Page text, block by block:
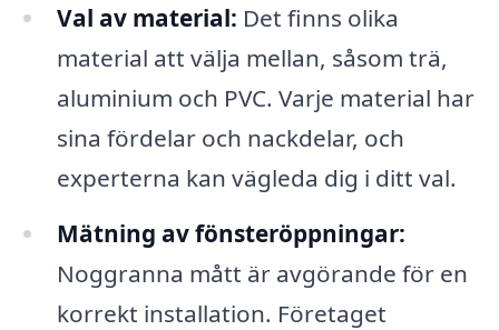
Val av material: Det finns olika
material att välja mellan, såsom trä,
aluminium och PVC. Varje material har
sina fördelar och nackdelar, och
experterna kan vägleda dig i ditt val.
Mätning av fönsteröppningar:
Noggranna mått är avgörande för en
korrekt installation. Företaget